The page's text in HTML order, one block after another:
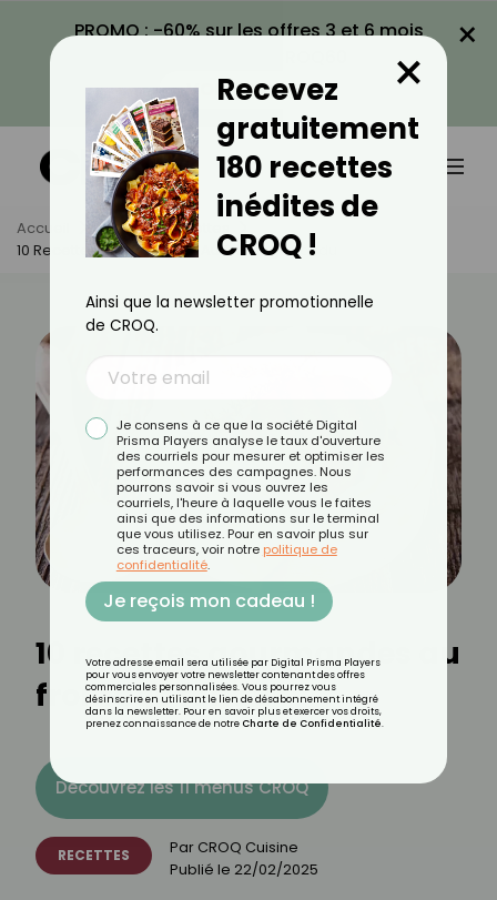
PROMO : -60% sur les offres 3 et 6 mois
VOIR LA PROMO
×
Accueil Actus
Recettes
10 Recettes Gourmandes Au Fromage Fondu
10 recettes gourmandes au
fromage fondu
Découvrez les 11 menus CROQ
RECETTES Par CROQ Cuisine
Publié le 22/02/2025
Recevez
gratuitement
180 recettes
inédites de
CROQ !
×
Ainsi que la newsletter promotionnelle
de CROQ.
Je consens à ce que la société Digital
Prisma Players analyse le taux d'ouverture
des courriels pour mesurer et optimiser les
performances des campagnes. Nous
pourrons savoir si vous ouvrez les
courriels, l'heure à laquelle vous le faites
ainsi que des informations sur le terminal
que vous utilisez. Pour en savoir plus sur
ces traceurs, voir notre politique de
confidentialité.
Je reçois mon cadeau !
Votre adresse email sera utilisée par Digital Prisma Players
pour vous envoyer votre newsletter contenant des offres
commerciales personnalisées. Vous pourrez vous
désinscrire en utilisant le lien de désabonnement intégré
dans la newsletter. Pour en savoir plus et exercer vos droits,
prenez connaissance de notre Charte de Confidentialité.